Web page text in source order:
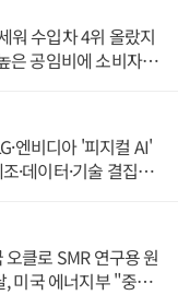
워 수입차 4위 올랐지
은 공임비에 소비자
엔비디아 '피지컬 AI'
·데이터·기술 결집
클로 SMR 연구용 원
미국 에너지부 "중요